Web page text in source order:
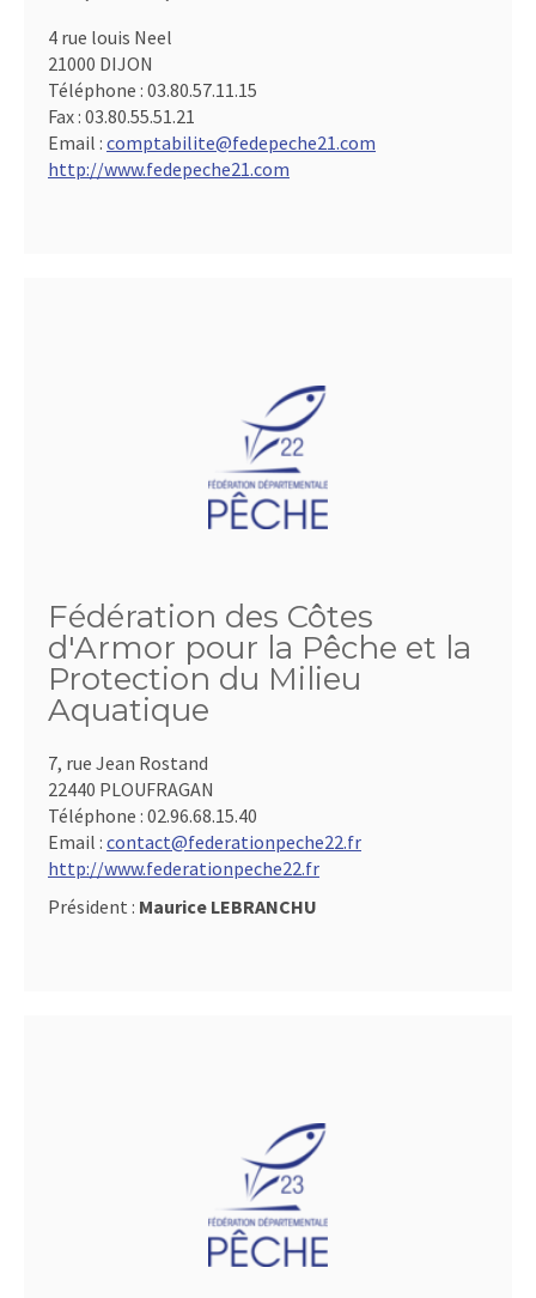
4 rue louis Neel
21000 DIJON
Téléphone : 03.80.57.11.15
Fax : 03.80.55.51.21
Email : comptabilite@fedepeche21.com
http://www.fedepeche21.com
Fédération des Côtes
d'Armor pour la Pêche et la
Protection du Milieu
Aquatique
7, rue Jean Rostand
22440 PLOUFRAGAN
Téléphone : 02.96.68.15.40
Email : contact@federationpeche22.fr
http://www.federationpeche22.fr
Président : Maurice LEBRANCHU